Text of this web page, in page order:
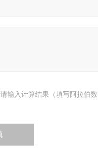
请输入计算结果（填写阿拉伯